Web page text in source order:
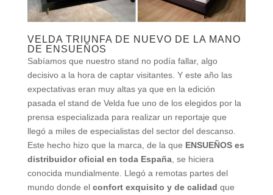
VELDA TRIUNFA DE NUEVO DE LA MANO
DE ENSUEÑOS
Sabíamos que nuestro stand no podía fallar, algo
decisivo a la hora de captar visitantes. Y este año las
expectativas eran muy altas ya que en la edición
pasada el stand de Velda fue uno de los elegidos por la
prensa especializada para realizar un reportaje que
llegó a miles de especialistas del sector del descanso.
Este hecho hizo que la marca, de la que ENSUEÑOS es
distribuidor oficial en toda España, se hiciera
conocida mundialmente. Llegó a remotas partes del
mundo donde el confort exquisito y de calidad que